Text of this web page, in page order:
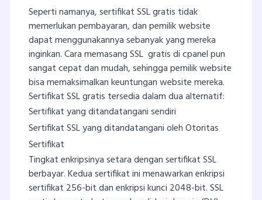
Seperti namanya, sertifikat SSL gratis tidak
memerlukan pembayaran, dan pemilik website
dapat menggunakannya sebanyak yang mereka
inginkan. Cara memasang SSL gratis di cpanel pun
sangat cepat dan mudah, sehingga pemilik website
bisa memaksimalkan keuntungan website mereka.
Sertifikat SSL gratis tersedia dalam dua alternatif:
Sertifikat yang ditandatangani sendiri
Sertifikat SSL yang ditandatangani oleh Otoritas
Sertifikat
Tingkat enkripsinya setara dengan sertifikat SSL
berbayar. Kedua sertifikat ini menawarkan enkripsi
sertifikat 256-bit dan enkripsi kunci 2048-bit. SSL